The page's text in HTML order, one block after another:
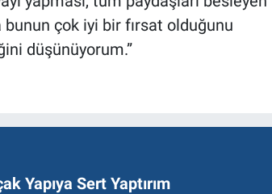
bunun çok iyi bir fırsat olduğunu
düşünüyorum.”
Yapıya Sert Yaptırım